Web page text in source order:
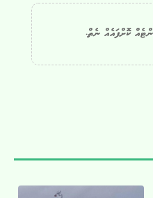
ކޮށްފައެއް ނެތް.